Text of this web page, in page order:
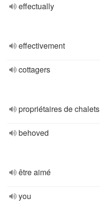
effectually
effectivement
cottagers
propriétaires de chalets
behoved
être aimé
you